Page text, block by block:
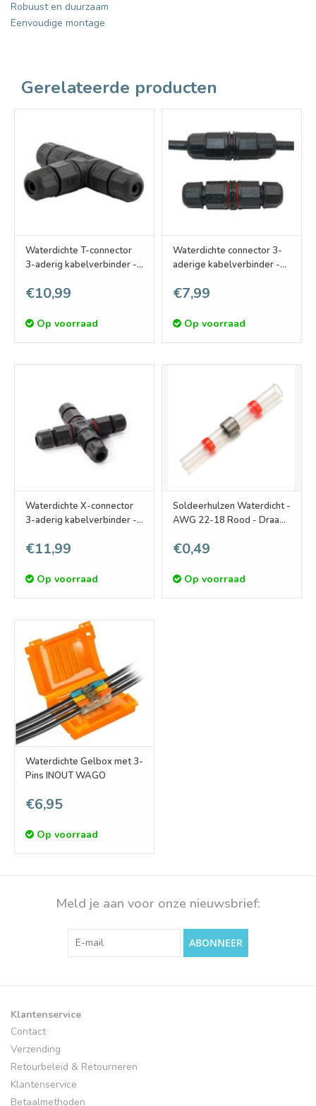
Robuust en duurzaam
Eenvoudige montage
Gerelateerde producten
Waterdichte T-connector
3-aderig kabelverbinder -
€10,99
Op voorraad
Waterdichte connector 3-
aderige kabelverbinder -
€7,99
Op voorraad
Waterdichte X-connector
3-aderig kabelverbinder -
€11,99
Op voorraad
Soldeerhulzen Waterdicht -
AWG 22-18 Rood - Draad
€0,49
Op voorraad
Waterdichte Gelbox met 3-
Pins INOUT WAGO
€6,95
Op voorraad
Meld je aan voor onze nieuwsbrief:
ABONNEER
Klantenservice
Contact
Verzending
Retourbeleid & Retourneren
Klantenservice
Betaalmethoden